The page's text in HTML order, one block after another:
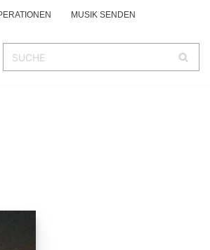
MUSIK SENDEN